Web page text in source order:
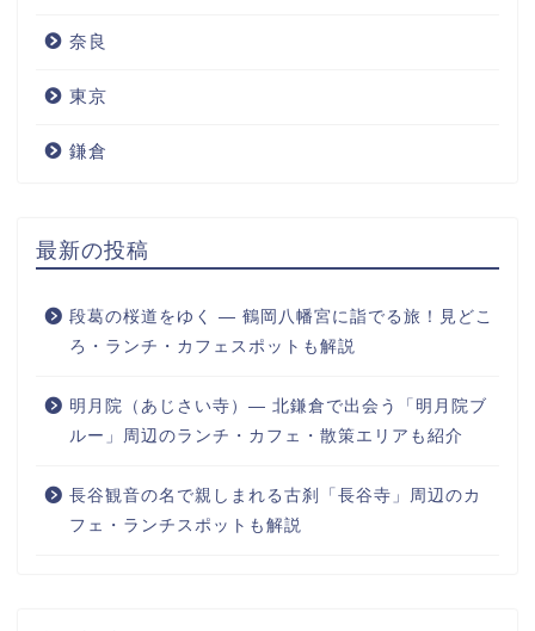
奈良
東京
鎌倉
最新の投稿
段葛の桜道をゆく ― 鶴岡八幡宮に詣でる旅！見どこ
ろ・ランチ・カフェスポットも解説
明月院（あじさい寺）― 北鎌倉で出会う「明月院ブ
ルー」周辺のランチ・カフェ・散策エリアも紹介
長谷観音の名で親しまれる古刹「長谷寺」周辺のカ
フェ・ランチスポットも解説